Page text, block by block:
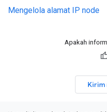
Mengelola alamat IP node
Apakah
Kirim